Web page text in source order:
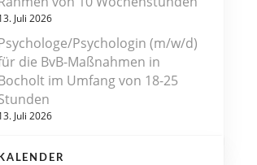
Juli 2026
Psychologin (m/w/d)
die BvB-Maßnahmen in
im Umfang von 18-25
Juli 2026
KALENDER